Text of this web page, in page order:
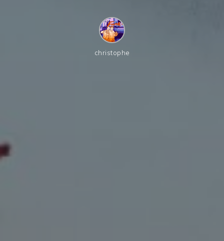
christophe